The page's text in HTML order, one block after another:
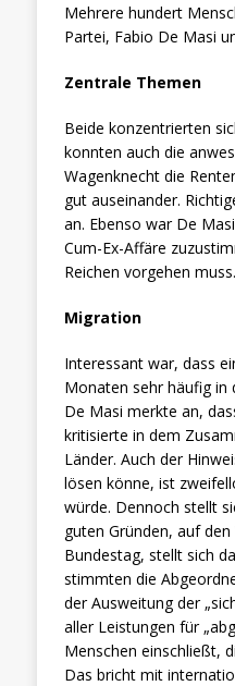
Mehrere hundert
Partei, Fabio De Masi
Zentrale Themen
Beide konzentrierten
konnten auch die
Wagenknecht die
gut auseinander.
an. Ebenso war De
Cum-Ex-Affäre
Reichen vorgehen muss.
Migration
Interessant war, dass
Monaten sehr häufig in
De Masi merkte an,
kritisierte in dem
Länder. Auch der
lösen könne, ist
würde. Dennoch stellt
guten Gründen, auf
Bundestag, stellt sich
stimmten die
der Ausweitung der
aller Leistungen für
Menschen einschließt,
Das bricht mit